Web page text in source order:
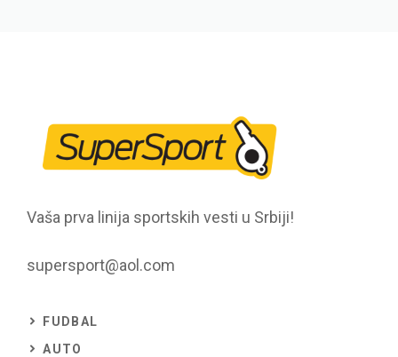
Vaša prva linija sportskih vesti u Srbiji!
supersport@aol.com
FUDBAL
AUTO